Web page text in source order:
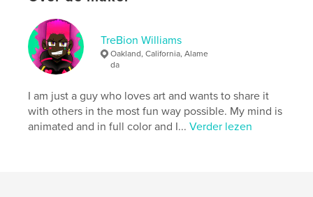
Paperback: 9798892901390
Datum publiceren:nov 20, 2025
TaalEnglish
gifts , childrensbook , blackart , trebeyond
TreBion Williams
Oakland, California, Alame
da
I am just a guy who loves art and wants to share it
with others in the most fun way possible. My mind is
animated and in full color and I...Verder lezen